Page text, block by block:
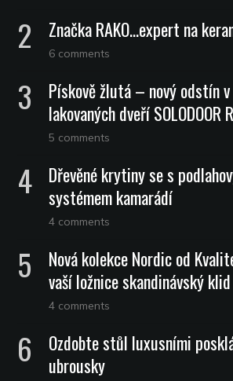
Značka RAKO…expert na
6 comments
Pískově žlutá – nový odstín
lakovaných dveří SOLODOOR
5 comments
Dřevěné krytiny se s
systémem kamarádí
4 comments
Nová kolekce Nordic od
vaší ložnice skandinávský klid
4 comments
Ozdobte stůl luxusními
ubrousky